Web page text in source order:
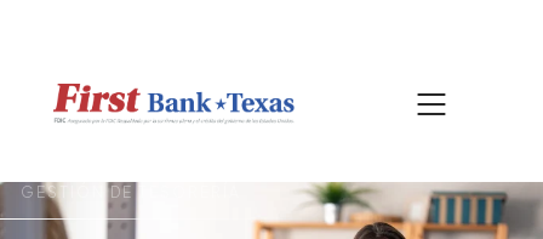
GESTIÓN DE TESORERÍA